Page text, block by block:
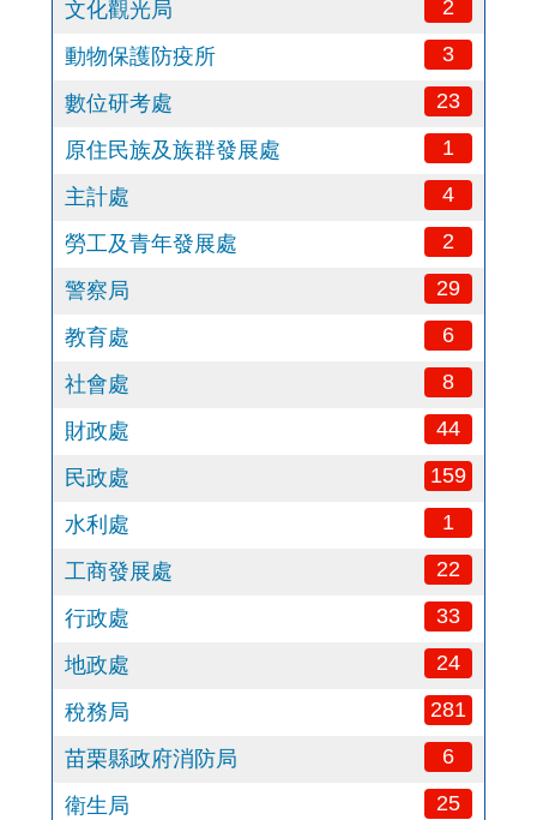
文化觀光局
2
動物保護防疫所 3
數位研考處 23
原住民族及族群發展處 1
主計處 4
勞工及青年發展處 2
警察局 29
教育處 6
社會處 8
財政處 44
民政處 159
水利處 1
工商發展處 22
行政處 33
地政處 24
稅務局 281
苗栗縣政府消防局 6
衛生局 25